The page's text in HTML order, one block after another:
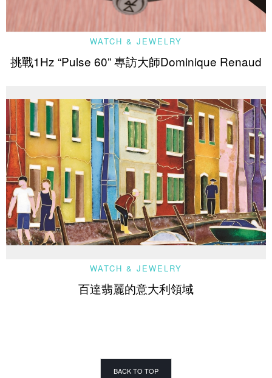
WATCH & JEWELRY
挑戰1Hz “Pulse 60” 專訪大師Dominique Renaud
WATCH & JEWELRY
百達翡麗的意大利領域
BACK TO TOP